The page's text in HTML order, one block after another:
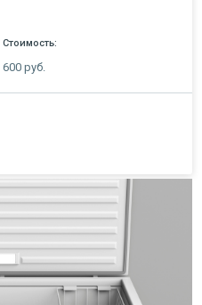
Стоимость:
600 руб.